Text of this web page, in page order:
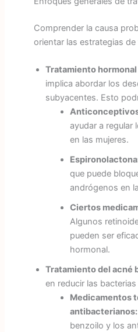
Comprender la causa
orientar las estrategias
Tratamiento
implica abordar los
subyacentes. Esto
ayudar a regular
en las mujeres.
que puede
andrógenos en
Ciertos
Algunos
pueden ser
hormonal.
Tratamiento del acné
en reducir las
Medicamentos
antibacterianos:
benzoilo y los